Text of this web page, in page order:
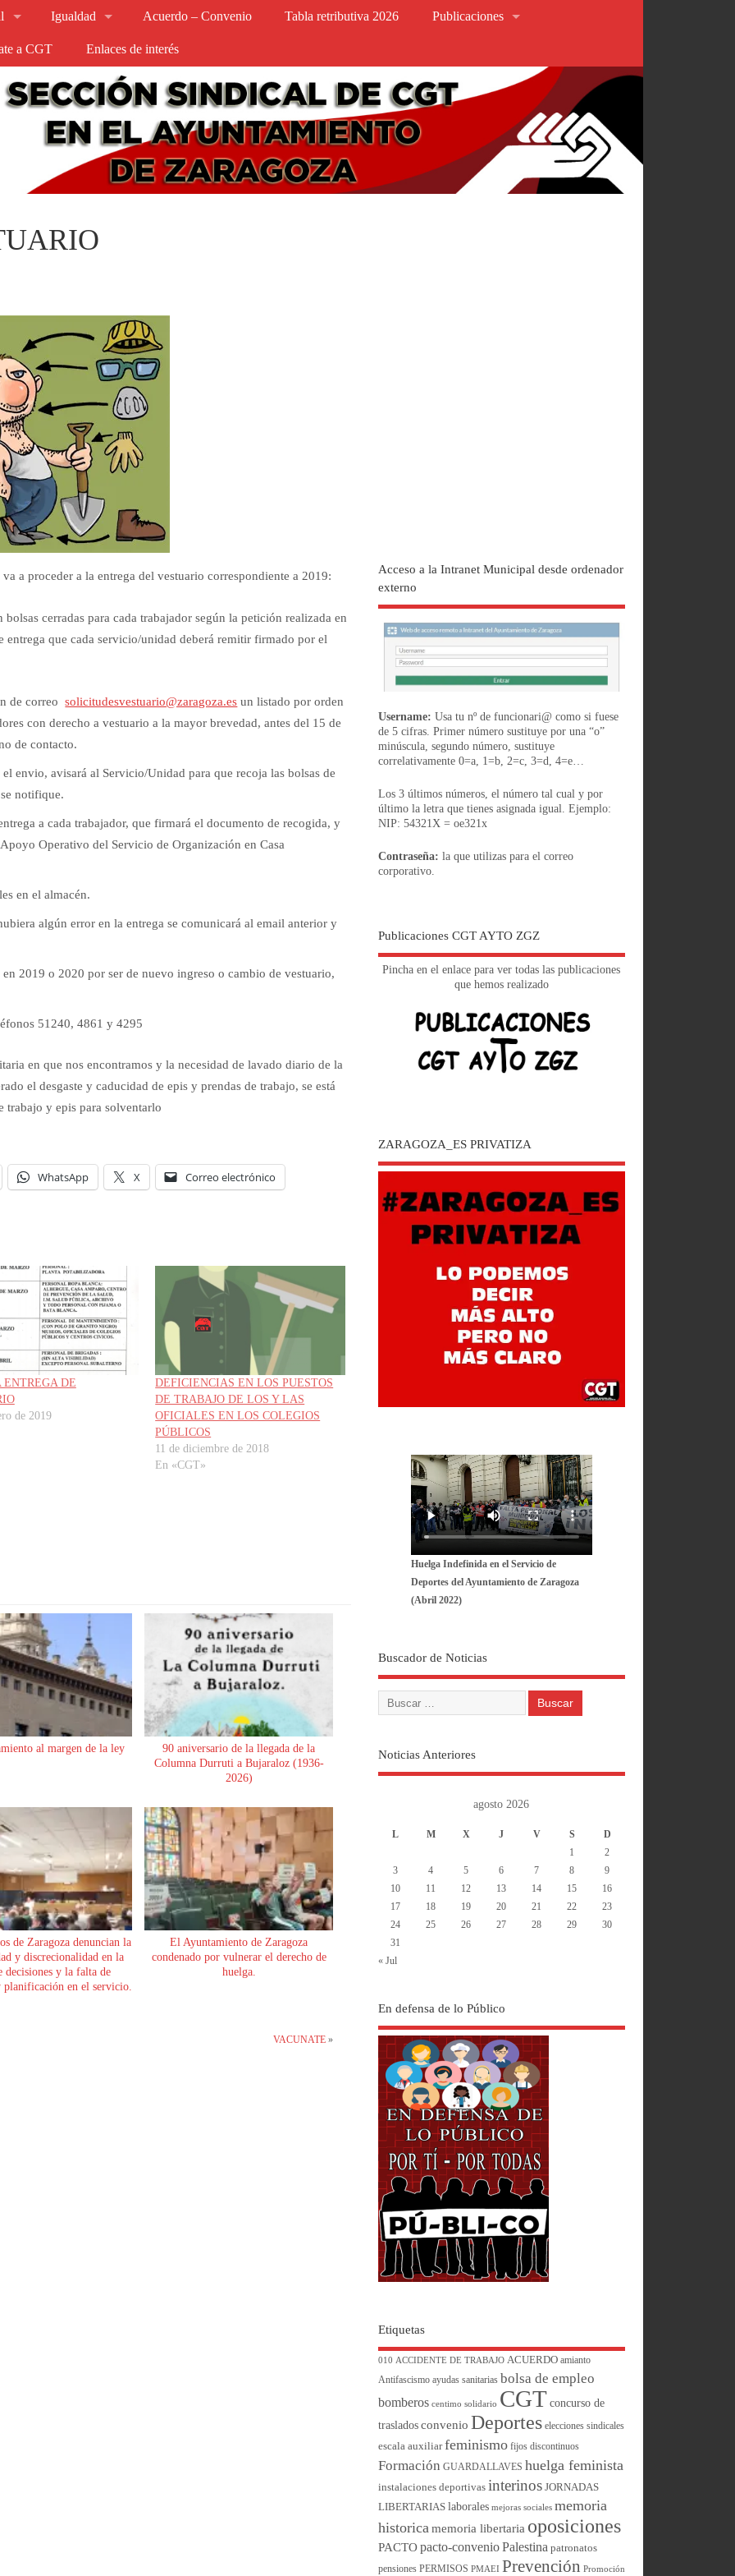
Igualdad Acuerdo – Convenio Tabla retributiva 2026 Publicaciones
a CGT Enlaces de interés
a proceder a la entrega del vestuario correspondiente a 2019:
cerradas para cada trabajador según la petición realizada en
que cada servicio/unidad deberá remitir firmado por el
de correosolicitudesvestuario@zaragoza.es un listado por orden
con derecho a vestuario a la mayor brevedad, antes del 15 de
de contacto.
envio, avisará al Servicio/Unidad para que recoja las bolsas de
notifique.
a cada trabajador, que firmará el documento de recogida, y
Operativo del Servicio de Organización en Casa
en el almacén.
algún error en la entrega se comunicará al email anterior y
2019 o 2020 por ser de nuevo ingreso o cambio de vestuario,
51240, 4861 y 4295
en que nos encontramos y la necesidad de lavado diario de la
el desgaste y caducidad de epis y prendas de trabajo, se está
trabajo y epis para solventarlo
WhatsApp X Correo electrónico
ENTREGA DE
de 2019
DEFICIENCIAS EN LOS PUESTOS
DE TRABAJO DE LOS Y LAS
OFICIALES EN LOS COLEGIOS
PÚBLICOS
11 de diciembre de 2018
En «CGT»
al margen de la ley
90 aniversario de la llegada de la
Columna Durruti a Bujaraloz (1936-
2026)
de Zaragoza denuncian la
y discrecionalidad en la
decisiones y la falta de
en el servicio.
El Ayuntamiento de Zaragoza
condenado por vulnerar el derecho de
huelga.
VACUNATE »
Acceso a la Intranet Municipal desde ordenador
externo
Username: Usa tu nº de funcionari@ como si fuese
de 5 cifras. Primer número sustituye por una “o”
minúscula, segundo número, sustituye
correlativamente 0=a, 1=b, 2=c, 3=d, 4=e…
Los 3 últimos números, el número tal cual y por
último la letra que tienes asignada igual. Ejemplo:
NIP: 54321X = oe321x
Contraseña: la que utilizas para el correo
corporativo.
Publicaciones CGT AYTO ZGZ
Pincha en el enlace para ver todas las publicaciones
que hemos realizado
ZARAGOZA_ES PRIVATIZA
Huelga Indefinida en el Servicio de
Deportes del Ayuntamiento de Zaragoza
(Abril 2022)
Buscador de Noticias
Noticias Anteriores
agosto 2026
L M X J V S
D
1
2
3
4 5 6 7 8
9
10
11 12 13 14 15
16
17
18 19 20 21 22
23
24
25 26 27 28 29
30
31
« Jul
En defensa de lo Público
Etiquetas
010 ACCIDENTE DE TRABAJO ACUERDO amianto
Antifascismo ayudas sanitarias bolsa de empleo
bomberos centimo solidario CGT concurso de
traslados convenio Deportes elecciones sindicales
escala auxiliar feminismo fijos discontinuos
Formación GUARDALLAVES huelga feminista
instalaciones deportivas interinos JORNADAS
LIBERTARIAS laborales mejoras sociales memoria
historica memoria libertaria oposiciones
PACTO pacto-convenio Palestina patronatos
pensiones PERMISOS PMAEI Prevención Promoción